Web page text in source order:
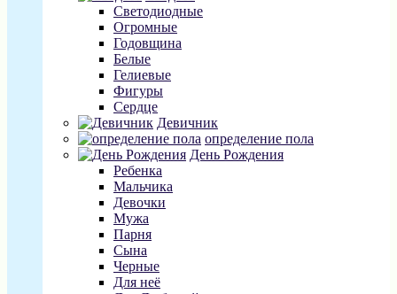
Светодиодные
Огромные
Годовщина
Белые
Гелиевые
Фигуры
Сердце
Девичник
определение пола
День Рождения
Ребенка
Мальчика
Девочки
Мужа
Парня
Сына
Черные
Для неё